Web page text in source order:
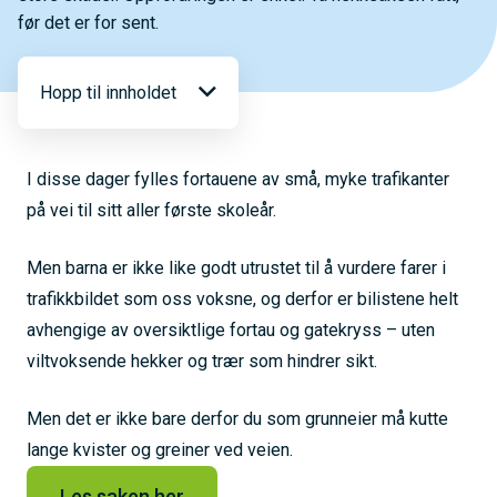
før det er for sent.
Hopp til innholdet
I disse dager fylles fortauene av små, myke trafikanter
på vei til sitt aller første skoleår.
Men barna er ikke like godt utrustet til å vurdere farer i
trafikkbildet som oss voksne, og derfor er bilistene helt
avhengige av oversiktlige fortau og gatekryss – uten
viltvoksende hekker og trær som hindrer sikt.
Men det er ikke bare derfor du som grunneier må kutte
lange kvister og greiner ved veien.